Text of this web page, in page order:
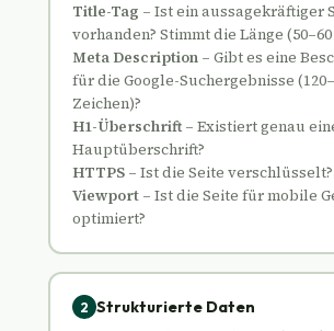
Title-Tag – Ist ein aussagekräftiger
vorhanden? Stimmt die Länge
Meta Description– Gibt es eine
für die Google-Suchergebnisse
Zeichen)?
H1-Überschrift– Existiert genau
Hauptüberschrift?
HTTPS– Ist die Seite verschlüsselt?
Viewport– Ist die Seite für mobile
optimiert?
2 Strukturierte Daten